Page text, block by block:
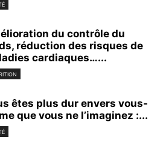
du contrôle du
réduction des risques de
cardiaques…...
êtes plus dur envers vous-
que vous ne l’imaginez :...